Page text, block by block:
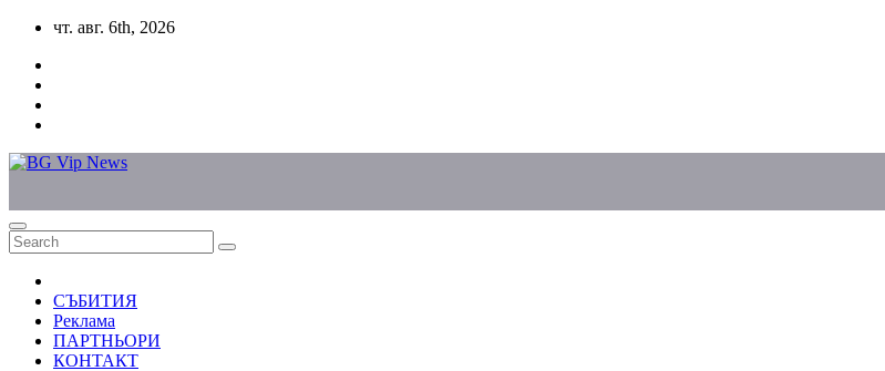
Skip
content
чт. авг. 6th, 2026
СЪБИТИЯ
Реклама
ПАРТНЬОРИ
КОНТАКТ